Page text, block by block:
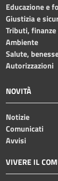
Educazione e
Giustizia e
Tributi,
Ambiente
Salute,
Autorizzazioni
NOVITÀ
Notizie
Comunicati
Avvisi
VIVERE IL